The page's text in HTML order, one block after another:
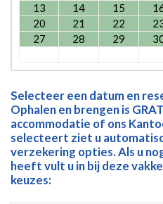
13
14 15
20
21 22
27
28 29
Selecteer een datum en
Ophalen en brengen is
accommodatie of ons
selecteert ziet u
verzekering opties. Als u
heeft vult u in bij deze
keuzes: